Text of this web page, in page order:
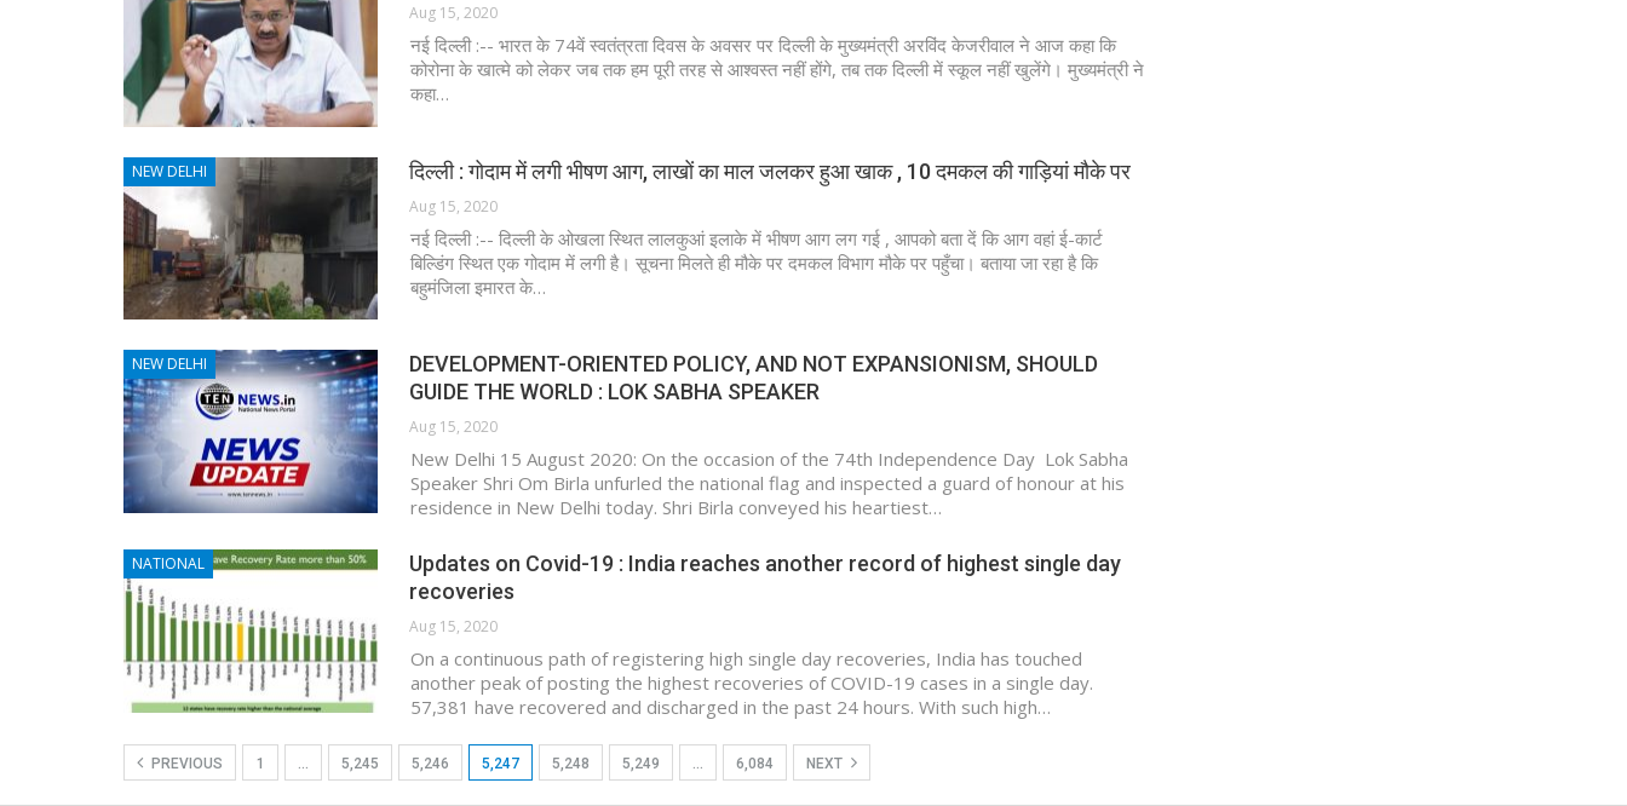
Aug 15, 2020
नई दिल्ली :-- भारत के 74वें स्वतंत्रता दिवस के अवसर पर दिल्ली के मुख्यमंत्री अरविंद केजरीवाल ने आज कहा कि
कोरोना के खात्मे को लेकर जब तक हम पूरी तरह से आश्वस्त नहीं होंगे, तब तक दिल्ली में स्कूल नहीं खुलेंगे। मुख्यमंत्री ने
कहा…
NEW DELHI दिल्ली : गोदाम में लगी भीषण आग, लाखों का माल जलकर हुआ खाक , 10 दमकल की गाड़ियां मौके पर
Aug 15, 2020
नई दिल्ली :-- दिल्ली के ओखला स्थित लालकुआं इलाके में भीषण आग लग गई , आपको बता दें कि आग वहां ई-कार्ट
बिल्डिंग स्थित एक गोदाम में लगी है। सूचना मिलते ही मौके पर दमकल विभाग मौके पर पहुँचा। बताया जा रहा है कि
बहुमंजिला इमारत के…
NEW DELHI
DEVELOPMENT-ORIENTED POLICY, AND NOT EXPANSIONISM, SHOULD
GUIDE THE WORLD : LOK SABHA SPEAKER
Aug 15, 2020
New Delhi 15 August 2020: On the occasion of the 74th Independence Day Lok Sabha
Speaker Shri Om Birla unfurled the national flag and inspected a guard of honour at his
residence in New Delhi today. Shri Birla conveyed his heartiest…
NATIONAL
Updates on Covid-19 : India reaches another record of highest single day
recoveries
Aug 15, 2020
On a continuous path of registering high single day recoveries, India has touched
another peak of posting the highest recoveries of COVID-19 cases in a single day.
57,381 have recovered and discharged in the past 24 hours. With such high…
PREVIOUS 1 … 5,245 5,246 5,247 5,248 5,249 … 6,084 NEXT